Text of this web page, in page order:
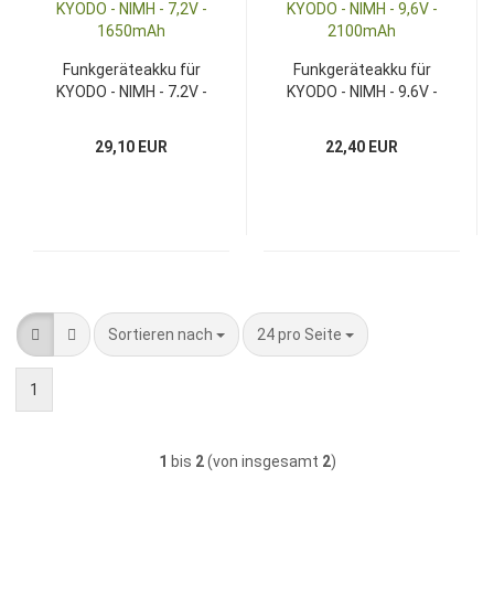
Funkgeräteakku für
KYODO - NIMH - 7,2V -
29,10 EUR
Funkgeräteakku für
KYODO - NIMH - 9,6V -
22,40 EUR
Sortieren nach
Sortieren nach 24 pro Seite
pro Seite
1
1 bis 2(von insgesamt 2)